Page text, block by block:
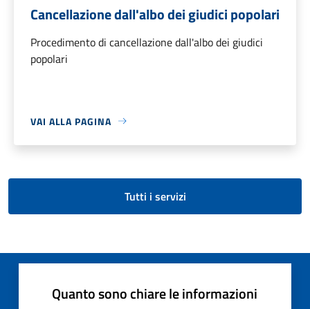
Cancellazione dall'albo dei giudici popolari
Procedimento di cancellazione dall'albo dei giudici
popolari
VAI ALLA PAGINA
Tutti i servizi
Quanto sono chiare le informazioni